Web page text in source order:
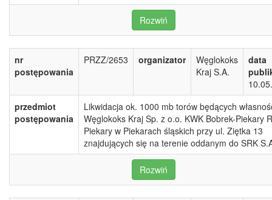
Rozwiń
nr
postępowania
PRZZ/2653 organizator
Węglokoks
Kraj S.A.
data
przedmiot
postępowania
Likwidacja ok. 1000 mb torów będących
Węglokoks Kraj Sp. z o.o. KWK Bobrek-Piekary
Piekary w Piekarach śląskich przy ul. Ziętka 13
znajdujących się na terenie oddanym do SRK
Rozwiń